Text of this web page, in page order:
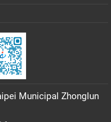
Municipal Zhonglun